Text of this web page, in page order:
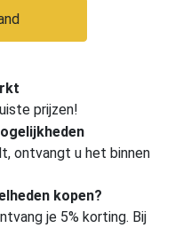
prijzen!
ontvangt u het binnen
kopen?
je 5% korting. Bij